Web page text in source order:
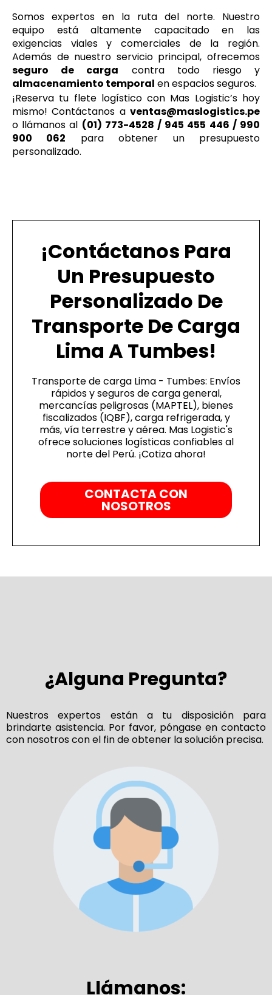
Somos expertos en la ruta del norte. Nuestro
equipo está altamente capacitado en las
exigencias viales y comerciales de la región.
Además de nuestro servicio principal, ofrecemos
seguro de carga contra todo riesgo y
almacenamiento temporal en espacios seguros.
¡Reserva tu flete logístico con Mas Logistic’s hoy
mismo! Contáctanos a ventas@maslogistics.pe
o llámanos al (01) 773-4528 / 945 455 446 / 990
900 062 para obtener un presupuesto
personalizado.
¡Contáctanos Para
Un Presupuesto
Personalizado De
Transporte De Carga
Lima A Tumbes!
Transporte de carga Lima - Tumbes: Envíos
rápidos y seguros de carga general,
mercancías peligrosas (MAPTEL), bienes
fiscalizados (IQBF), carga refrigerada, y
más, vía terrestre y aérea. Mas Logistic's
ofrece soluciones logísticas confiables al
norte del Perú. ¡Cotiza ahora!
CONTACTA CON
NOSOTROS
¿Alguna Pregunta?
Nuestros expertos están a tu disposición para
brindarte asistencia. Por favor, póngase en contacto
con nosotros con el fin de obtener la solución precisa.
Llámanos: